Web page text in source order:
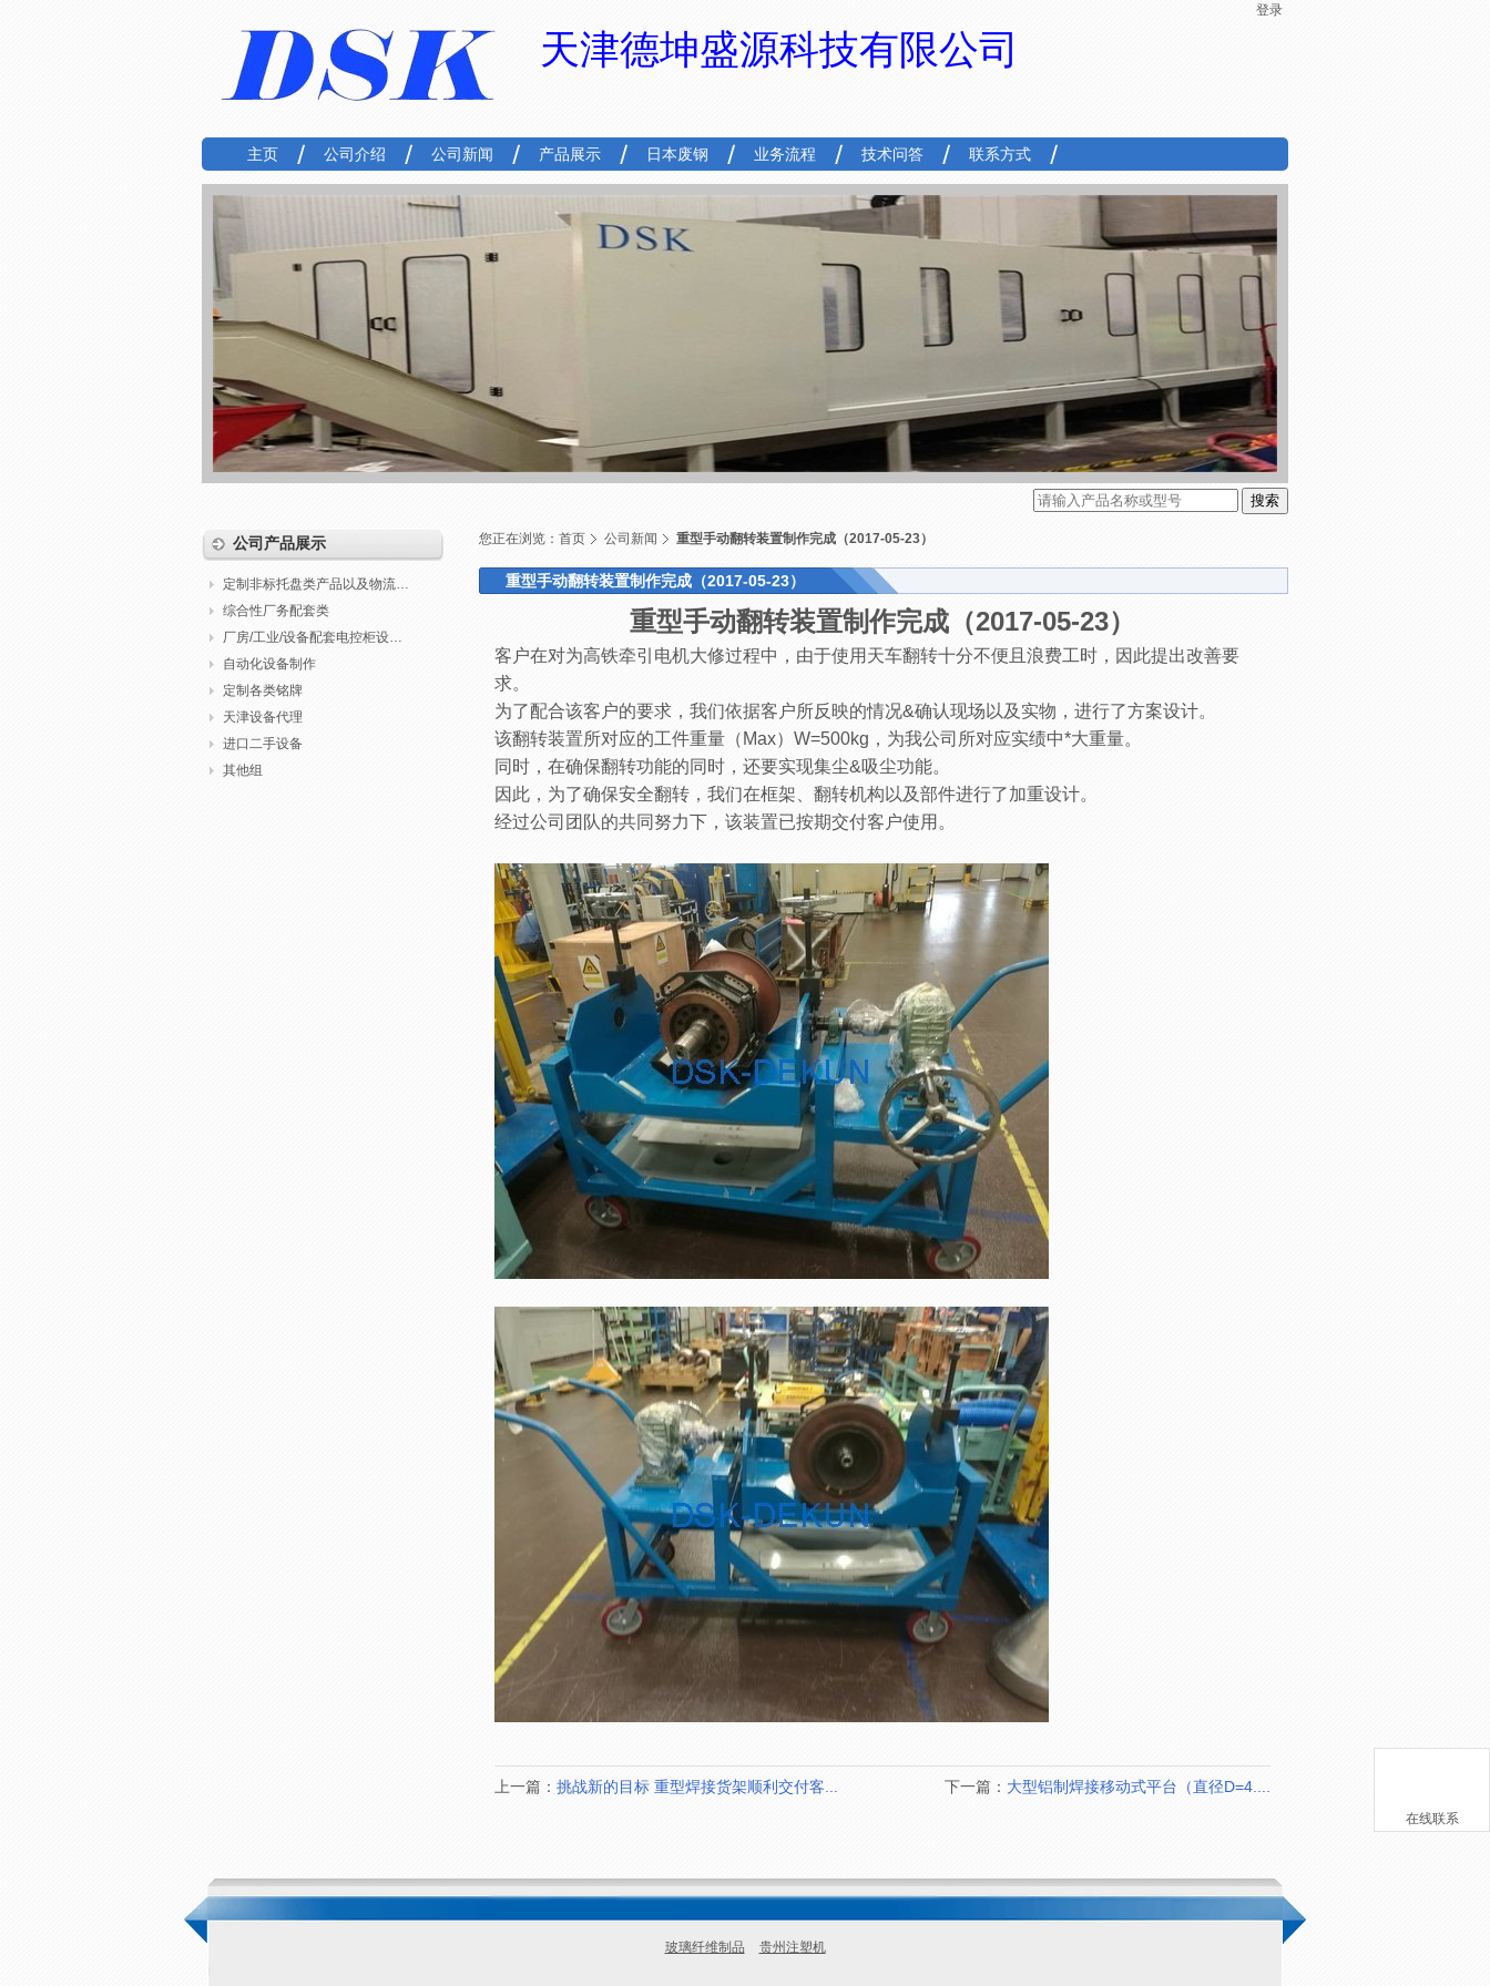
登录
天津德坤盛源科技有限公司
主页 公司介绍 公司新闻 产品展示 日本废钢 业务流程 技术问答 联系方式
公司产品展示
定制非标托盘类产品以及物流包装
综合性厂务配套类
厂房/工业/设备配套电控柜设计制作调试
自动化设备制作
定制各类铭牌
天津设备代理
进口二手设备
其他组
您正在浏览： 首页 公司新闻 重型手动翻转装置制作完成（2017-05-23）
重型手动翻转装置制作完成（2017-05-23）
重型手动翻转装置制作完成（2017-05-23）
客户在对为高铁牵引电机大修过程中，由于使用天车翻转十分不便且浪费工时，因此提出改善要
求。
为了配合该客户的要求，我们依据客户所反映的情况&确认现场以及实物，进行了方案设计。
该翻转装置所对应的工件重量（Max）W=500kg，为我公司所对应实绩中*大重量。
同时，在确保翻转功能的同时，还要实现集尘&吸尘功能。
因此，为了确保安全翻转，我们在框架、翻转机构以及部件进行了加重设计。
经过公司团队的共同努力下，该装置已按期交付客户使用。
上一篇： 挑战新的目标 重型焊接货架顺利交付客... 下一篇： 大型铝制焊接移动式平台（直径D=4....
玻璃纤维制品 贵州注塑机
在线联系